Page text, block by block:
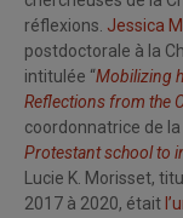
réflexions. Jessica
postdoctorale à la
intitulée “Mobilizing
Reflections from the
coordonnatrice de
Protestant school to
Lucie K. Morisset,
2017 à 2020, était